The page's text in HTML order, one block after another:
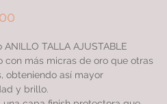
Precio
ANILLO TALLA AJUSTABLE
con más micras de oro que otras
obteniendo así mayor
y brillo.